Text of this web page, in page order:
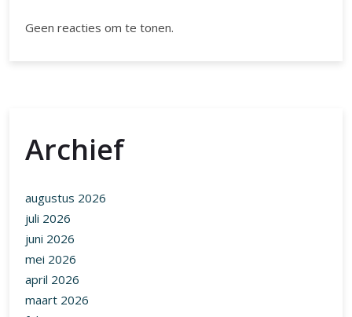
Geen reacties om te tonen.
Archief
augustus 2026
juli 2026
juni 2026
mei 2026
april 2026
maart 2026